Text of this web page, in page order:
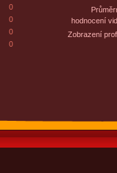
0
0
0
0
hodnocení
Zobrazení